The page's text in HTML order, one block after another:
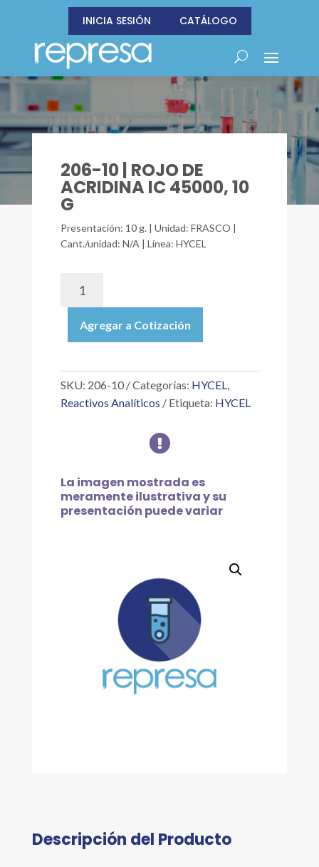
INICIA SESIÓN CATÁLOGO
206-10 | ROJO DE
ACRIDINA IC 45000, 10
G
Presentación: 10 g. | Unidad: FRASCO |
Cant./unidad: N/A | Línea: HYCEL
ROJO
DE
IC
10
Agregar a Cotización
SKU: 206-10 Categorías: HYCEL,
Reactivos Analíticos
Etiqueta: HYCEL

La imagen mostrada es
meramente ilustrativa y su
presentación puede variar
Descripción del Producto